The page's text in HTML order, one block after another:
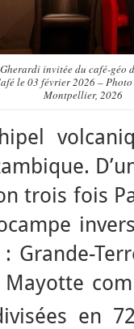
invitée du café-géo
le 03 février 2026 –
Montpellier, 2026
trois fois
Grande-
Mayotte
en